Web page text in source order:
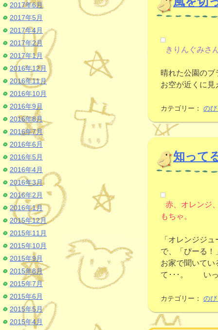
きりんぐみさ
晴れた公園のブ
お空が近くに見
カテゴリー： の
知って
赤、オレンジ
もちゃ。
「オレンジジ
で、「びーる！
お家で聞いて
て･･･。 いっ
カテゴリー： の
2017年6月
2017年5月
2017年4月
2017年2月
2017年1月
2016年12月
2016年11月
2016年10月
2016年9月
2016年8月
2016年7月
2016年6月
2016年5月
2016年4月
2016年3月
2016年2月
2016年1月
2015年12月
2015年11月
2015年10月
2015年9月
2015年8月
2015年7月
2015年6月
2015年5月
2015年4月